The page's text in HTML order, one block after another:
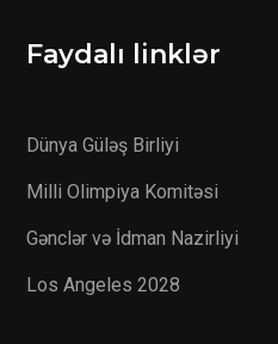
Faydalı linklər
Dünya Güləş Birliyi
Milli Olimpiya Komitəsi
Gənclər və İdman Nazirliyi
Los Angeles 2028